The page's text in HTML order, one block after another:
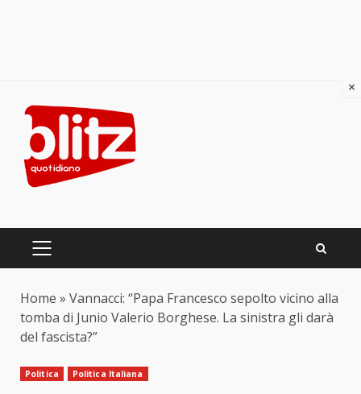
content
PRIMARY
Home » Vannacci: “Papa Francesco sepolto vicino alla
tomba di Junio Valerio Borghese. La sinistra gli darà
del fascista?”
Politica Politica Italiana
×